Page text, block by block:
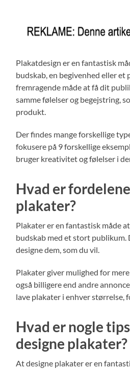
Plakatdesign er en fantastisk
budskab, en begivenhed eller et
fremragende måde at få dit
samme følelser og begejstring,
produkt.
Der findes mange forskellige
fokusere på 9 forskellige
bruger kreativitet og følelser i
Hvad er
plakater?
Plakater er en fantastisk måde
budskab med et stort publikum.
designe dem, som du vil.
Plakater giver mulighed for
også billigere end andre
lave plakater i enhver størrelse,
Hvad er nogle
designe plakater?
At designe plakater er en